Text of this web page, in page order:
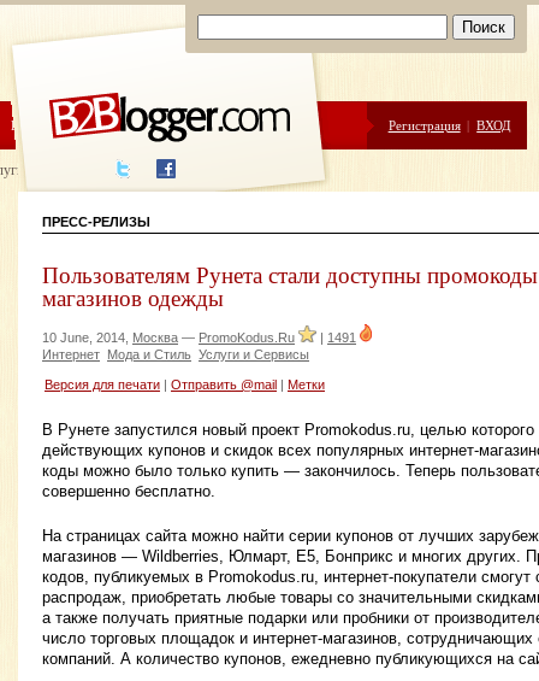
ЦЕНЫ ПОМОЩЬ Регистрация | ВХОД
написания
ПРЕСС-РЕЛИЗЫ
Пользователям Рунета стали доступны
магазинов одежды
10 June, 2014, Москва — PromoKodus.Ru | 1491
Интернет Мода и Стиль Услуги и Сервисы
Версия для печати Отправить @mail Метки
В Рунете запустился новый проект Promokodus.ru, целью которого
действующих купонов и скидок всех популярных интернет-
коды можно было только купить — закончилось. Теперь
совершенно бесплатно.
На страницах сайта можно найти серии купонов от лучших
магазинов — Wildberries, Юлмарт, Е5, Бонприкс и многих других.
кодов, публикуемых в Promokodus.ru, интернет-покупатели смогут
распродаж, приобретать любые товары со значительными
а также получать приятные подарки или пробники от
число торговых площадок и интернет-магазинов,
компаний. А количество купонов, ежедневно публикующихся на